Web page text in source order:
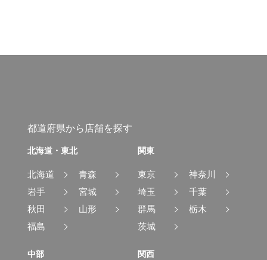
都道府県から店舗を探す
北海道・東北
北海道
青森
岩手
宮城
秋田
山形
福島
関東
東京
神奈川
埼玉
千葉
群馬
栃木
茨城
中部 関西